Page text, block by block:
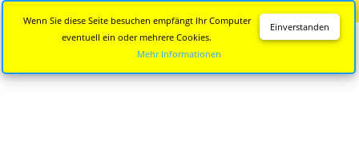
Einverstanden
Wenn Sie diese Seite besuchen empfängt Ihr Computer
eventuell ein oder mehrere Cookies.
Mehr Informationen